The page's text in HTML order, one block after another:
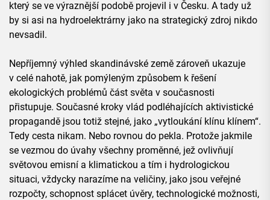
který se ve výraznější podobě projevil i v Česku. A tady už
by si asi na hydroelektrárny jako na strategický zdroj nikdo
nevsadil.
Nepříjemný výhled skandinávské země zároveň ukazuje
v celé nahotě, jak pomýleným způsobem k řešení
ekologických problémů část světa v současnosti
přistupuje. Současné kroky vlád podléhajících aktivistické
propagandě jsou totiž stejné, jako „vytloukání klínu klínem“.
Tedy cesta nikam. Nebo rovnou do pekla. Protože jakmile
se vezmou do úvahy všechny proměnné, jež ovlivňují
světovou emisní a klimatickou a tím i hydrologickou
situaci, vždycky narazíme na veličiny, jako jsou veřejné
rozpočty, schopnost splácet úvěry, technologické možnosti,